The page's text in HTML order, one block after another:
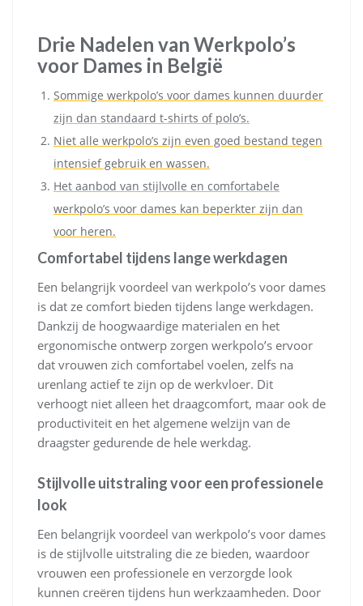
Drie Nadelen van Werkpolo’s
voor Dames in België
Sommige werkpolo’s voor dames kunnen duurder
zijn dan standaard t-shirts of polo’s.
Niet alle werkpolo’s zijn even goed bestand tegen
intensief gebruik en wassen.
Het aanbod van stijlvolle en comfortabele
werkpolo’s voor dames kan beperkter zijn dan
voor heren.
Comfortabel tijdens lange werkdagen
Een belangrijk voordeel van werkpolo’s voor dames
is dat ze comfort bieden tijdens lange werkdagen.
Dankzij de hoogwaardige materialen en het
ergonomische ontwerp zorgen werkpolo’s ervoor
dat vrouwen zich comfortabel voelen, zelfs na
urenlang actief te zijn op de werkvloer. Dit
verhoogt niet alleen het draagcomfort, maar ook de
productiviteit en het algemene welzijn van de
draagster gedurende de hele werkdag.
Stijlvolle uitstraling voor een professionele
look
Een belangrijk voordeel van werkpolo’s voor dames
is de stijlvolle uitstraling die ze bieden, waardoor
vrouwen een professionele en verzorgde look
kunnen creëren tijdens hun werkzaamheden. Door